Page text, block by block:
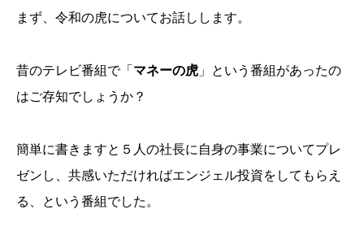
まず、令和の虎についてお話しします。
昔のテレビ番組で「マネーの虎」という番組があったの
はご存知でしょうか？
簡単に書きますと５人の社長に自身の事業についてプレ
ゼンし、共感いただければエンジェル投資をしてもらえ
る、という番組でした。